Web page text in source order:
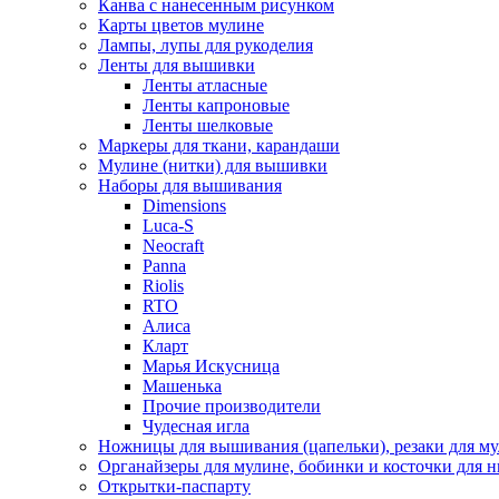
Канва с нанесенным рисунком
Карты цветов мулине
Лампы, лупы для рукоделия
Ленты для вышивки
Ленты атласные
Ленты капроновые
Ленты шелковые
Маркеры для ткани, карандаши
Мулине (нитки) для вышивки
Наборы для вышивания
Dimensions
Luca-S
Neocraft
Panna
Riolis
RTO
Алиса
Кларт
Марья Искусница
Машенька
Прочие производители
Чудесная игла
Ножницы для вышивания (цапельки), резаки для
Органайзеры для мулине, бобинки и косточки для
Открытки-паспарту